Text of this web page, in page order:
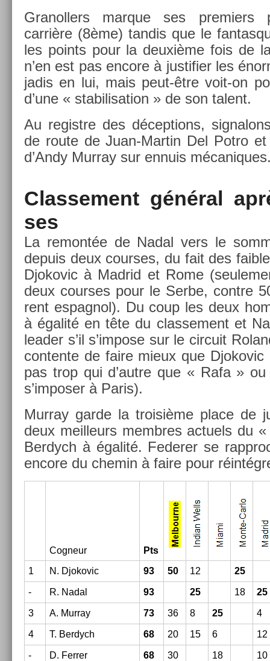
Granoll­ers mar­que ses pre­mi­ers
carrière (8ème) tan­dis que le
les points pour la deuxième fois de
n’en est pas en­core à just­ifi­er les
jadis en lui, mais peut-être voit-on
d’une « stabilisa­tion » de son talent.
Au re­gistre des décep­tions,
de route de Juan-Martin Del Potro et
d’Andy Mur­ray sur en­nuis
Clas­se­ment général
ses
La re­montée de Nadal vers le
de­puis deux co­ur­ses, du fait des
Djokovic à Mad­rid et Rome
deux co­ur­ses pour le Serbe, con­tre
rent es­pagnol). Du coup les deux
à égalité en tête du clas­se­ment et
lead­er s’il s’im­pose sur le cir­cuit
con­ten­te de faire mieux que
pas trop qui d’autre que « Rafa »
s’im­pos­er à Paris).
Mur­ray garde la troisiè­me place de
deux meil­leurs mem­bres ac­tuels du
Be­rdych à égalité. Feder­er se
en­core du chemin à faire pour
Cog­neur
Pts
1
N. Djokovic 93 50 12 25
- R. Nadal 93 25 18 25
3 A. Mur­ray 73 36 8 25 4
4 T. Be­rdych 68 20 15 6 12
- D. Ferr­er 68 30 18 10